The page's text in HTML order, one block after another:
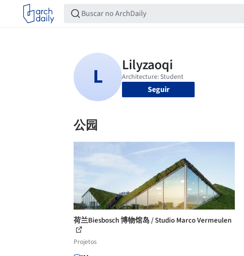
Seguir
公园
荷兰Biesbosch 博物馆岛 / Studio Marco Vermeulen
Projetos